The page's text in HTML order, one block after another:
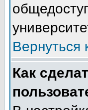
Вернуться
Как